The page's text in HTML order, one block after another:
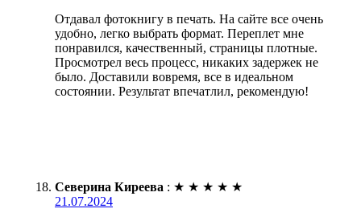
Отдавал фотокнигу в печать. На сайте все очень
удобно, легко выбрать формат. Переплет мне
понравился, качественный, страницы плотные.
Просмотрел весь процесс, никаких задержек не
было. Доставили вовремя, все в идеальном
состоянии. Результат впечатлил, рекомендую!
Северина Киреева : ★ ★ ★ ★ ★
21.07.2024